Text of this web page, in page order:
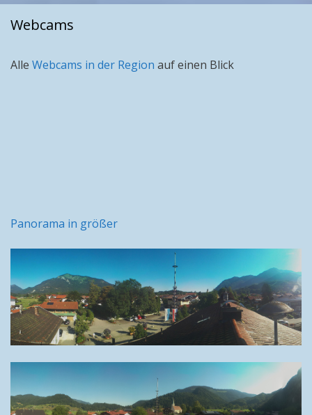
Webcams
Alle Webcams in der Region auf einen Blick
Panorama in größer